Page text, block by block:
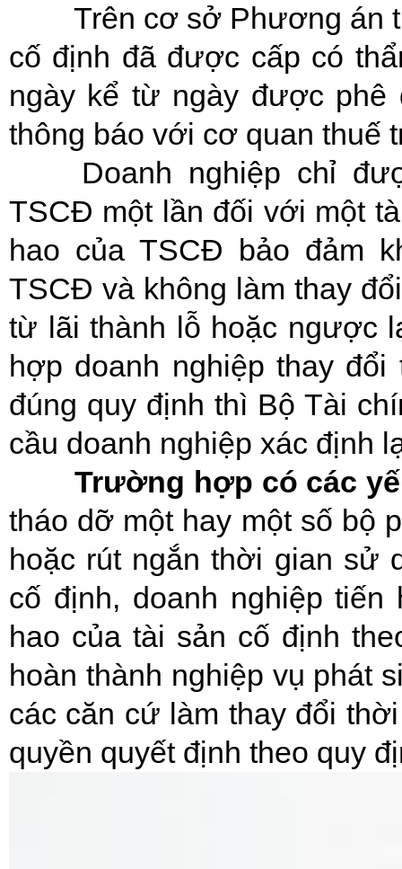
Trên cơ sở Phương án
cố định đã được cấp có
ngày kể từ ngày được phê
thông báo với cơ quan thuế
Doanh nghiệp chỉ
TSCĐ một lần đối với một
hao của TSCĐ bảo đảm
TSCĐ và không làm thay
từ lãi thành lỗ hoặc ngược
hợp doanh nghiệp thay
đúng quy định thì Bộ Tài
cầu doanh nghiệp xác định
Trường hợp có các
tháo dỡ một hay một số bộ
hoặc rút ngắn thời gian sử
cố định, doanh nghiệp
hao của tài sản cố định
hoàn thành nghiệp vụ phát
các căn cứ làm thay đổi
quyền quyết định theo quy